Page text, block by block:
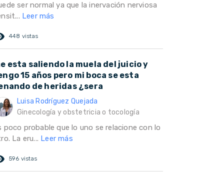
ser normal ya que la inervación nerviosa
Leer más
448 vistas
esta saliendo la muela del juicio y
15 años pero mi boca se esta
de heridas ¿sera
Luisa Rodríguez Quejada
Ginecología y obstetricia o tocología
poco probable que lo uno se relacione con lo
La eru... Leer más
596 vistas